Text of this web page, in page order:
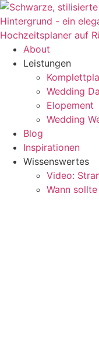
Zum
Inhalt
springen
About
Leistungen
Wedding
Elopement
Wedding
Blog
Inspirationen
Wissenswertes
Video:
Wann